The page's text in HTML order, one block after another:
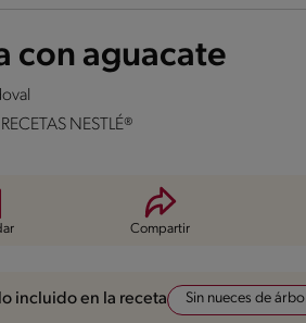
con aguacate
NESTLÉ®
Compartir
incluido en la receta Sin nueces de árbol